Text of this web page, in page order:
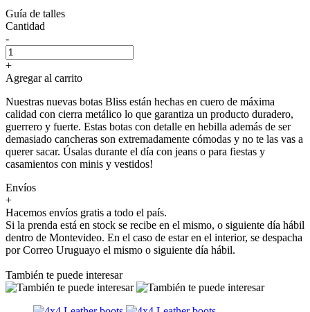
Guía de talles
Cantidad
-
+
Agregar al carrito
Nuestras nuevas botas Bliss están hechas en cuero de máxima
calidad con cierra metálico lo que garantiza un producto duradero,
guerrero y fuerte. Estas botas con detalle en hebilla además de ser
demasiado cancheras son extremadamente cómodas y no te las vas a
querer sacar. Úsalas durante el día con jeans o para fiestas y
casamientos con minis y vestidos!
Envíos
+
Hacemos envíos gratis a todo el país.
Si la prenda está en stock se recibe en el mismo, o siguiente día hábil
dentro de Montevideo. En el caso de estar en el interior, se despacha
por Correo Uruguayo el mismo o siguiente día hábil.
También te puede interesar